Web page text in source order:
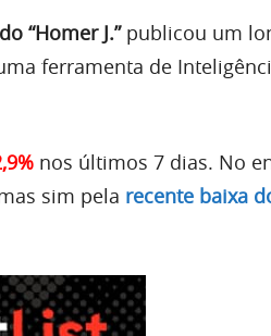
“Homer J.”publicou um
ferramenta de
nos últimos 7 dias. No
sim pela recente baixa